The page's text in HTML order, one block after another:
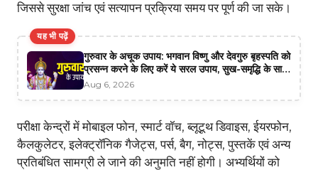
जिससे सुरक्षा जांच एवं सत्यापन प्रक्रिया समय पर पूर्ण की जा सके।
यह भी पढ़ें
गुरुवार के अचूक उपाय: भगवान विष्णु और देवगुरु बृहस्पति को
प्रसन्न करने के लिए करें ये सरल उपाय, सुख-समृद्धि के साथ
मिलेगा भाग्य का साथ
Aug 6, 2026
परीक्षा केन्द्रों में मोबाइल फोन, स्मार्ट वॉच, ब्लूटूथ डिवाइस, ईयरफोन,
कैलकुलेटर, इलेक्ट्रॉनिक गैजेट्स, पर्स, बैग, नोट्स, पुस्तकें एवं अन्य
प्रतिबंधित सामग्री ले जाने की अनुमति नहीं होगी। अभ्यर्थियों को